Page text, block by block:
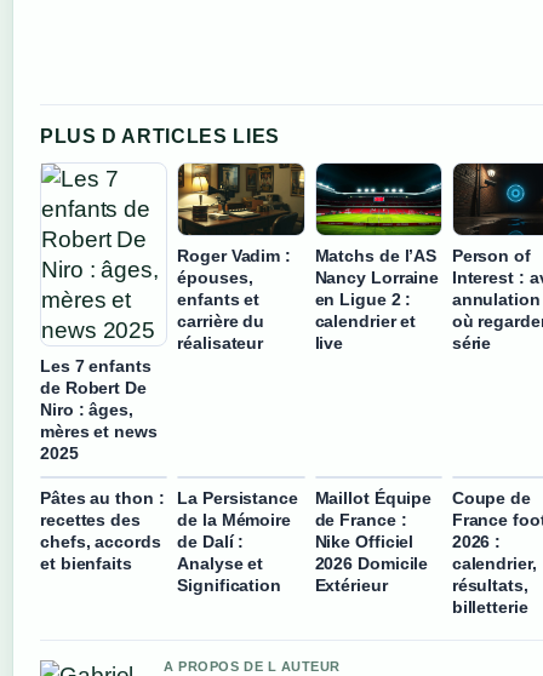
PLUS D ARTICLES LIES
Les 7 enfants
de Robert De
Niro : âges,
mères et news
2025
Roger Vadim :
épouses,
enfants et
carrière du
réalisateur
Matchs de l’AS
Nancy Lorraine
en Ligue 2 :
calendrier et
live
Person of
Interest :
annulation
où
série
Pâtes au thon :
recettes des
chefs, accords
et bienfaits
La Persistance
de la Mémoire
de Dalí :
Analyse et
Signification
Maillot Équipe
de France :
Nike Officiel
2026 Domicile
Extérieur
Coupe de
France
2026 :
calendrier,
résultats,
billetterie
A PROPOS DE L AUTEUR